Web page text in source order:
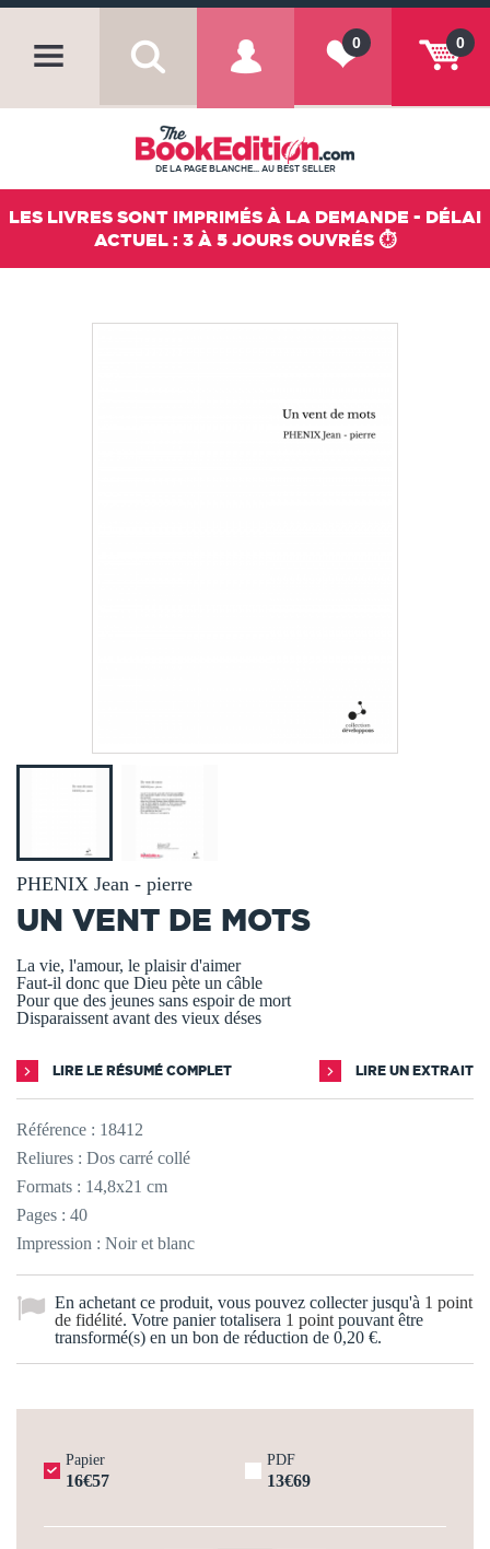
0
0
DE LA PAGE BLANCHE... AU BEST SELLER
LES LIVRES SONT IMPRIMÉS À LA DEMANDE - DÉLAI
ACTUEL : 3 À 5 JOURS OUVRÉS ⏱️
PHENIX Jean - pierre
UN VENT DE MOTS
La vie, l'amour, le plaisir d'aimer
Faut-il donc que Dieu pète un câble
Pour que des jeunes sans espoir de mort
Disparaissent avant des vieux déses
LIRE LE RÉSUMÉ COMPLET LIRE UN EXTRAIT
Référence : 18412
Reliures : Dos carré collé
Formats : 14,8x21 cm
Pages : 40
Impression : Noir et blanc
En achetant ce produit, vous pouvez collecter jusqu'à 1 point
de fidélité. Votre panier totalisera 1 point pouvant être
transformé(s) en un bon de réduction de 0,20 €.
Papier
16€57
PDF
13€69